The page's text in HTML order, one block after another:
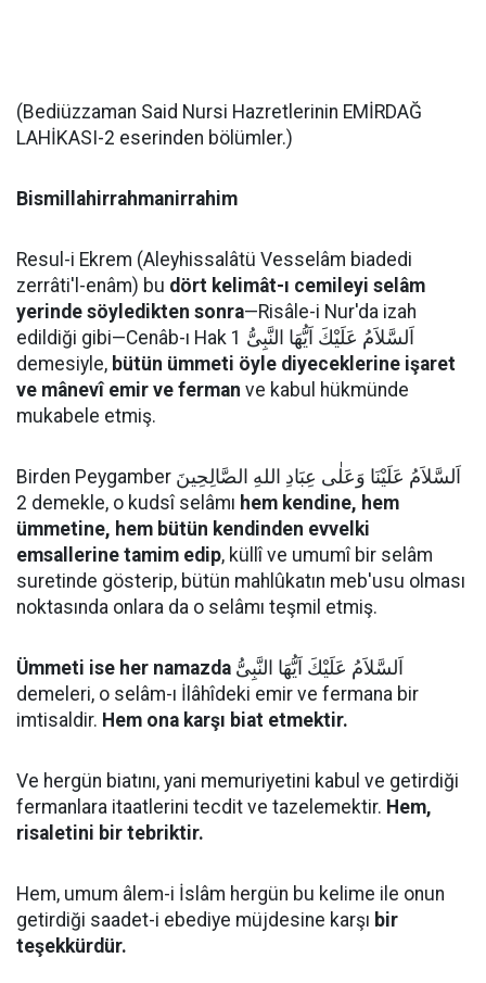
(Bediüzzaman Said Nursi Hazretlerinin EMİRDAĞ
LAHİKASI-2 eserinden bölümler.)
Bismillahirrahmanirrahim
Resul-i Ekrem (Aleyhissalâtü Vesselâm biadedi
zerrâti'l-enâm) bu dört kelimât-ı cemileyi selâm
yerinde söyledikten sonra—Risâle-i Nur'da izah
edildiği gibi—Cenâb-ı Hak اَلسَّلاَمُ عَلَيْكَ اَيُّهَا النَّبِىُّ 1
demesiyle, bütün ümmeti öyle diyeceklerine işaret
ve mânevî emir ve ferman ve kabul hükmünde
mukabele etmiş.
Birden Peygamber اَلسَّلاَمُ عَلَيْنَا وَعَلٰى عِبَادِ اللهِ الصَّالِحِينَ
2 demekle, o kudsî selâmı hem kendine, hem
ümmetine, hem bütün kendinden evvelki
emsallerine tamim edip, küllî ve umumî bir selâm
suretinde gösterip, bütün mahlûkatın meb'usu olması
noktasında onlara da o selâmı teşmil etmiş.
Ümmeti ise her namazda
demeleri, o selâm-ı İlâhîdeki emir ve fermana bir
imtisaldir. Hem ona karşı biat etmektir.
Ve hergün biatını, yani memuriyetini kabul ve getirdiği
fermanlara itaatlerini tecdit ve tazelemektir. Hem,
risaletini bir tebriktir.
Hem, umum âlem-i İslâm hergün bu kelime ile onun
getirdiği saadet-i ebediye müjdesine karşı bir
teşekkürdür.